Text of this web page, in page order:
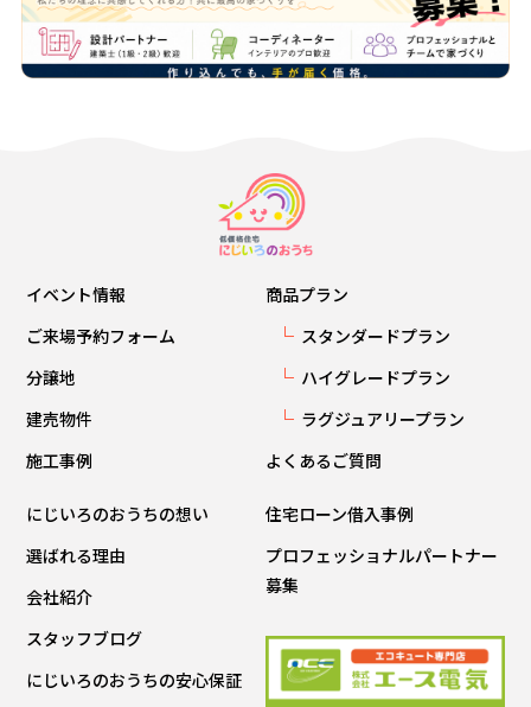
イベント情報
ご来場予約フォーム
分譲地
建売物件
施工事例
商品プラン
スタンダードプラン
ハイグレードプラン
ラグジュアリープラン
よくあるご質問
にじいろのおうちの想い
選ばれる理由
会社紹介
スタッフブログ
にじいろのおうちの安心保証
住宅ローン借入事例
プロフェッショナルパートナー
募集